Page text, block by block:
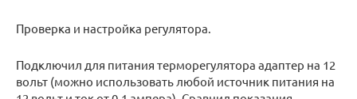
Проверка и настройка регулятора.
Подключил для питания терморегулятора адаптер на 12
вольт (можно использовать любой источник питания на